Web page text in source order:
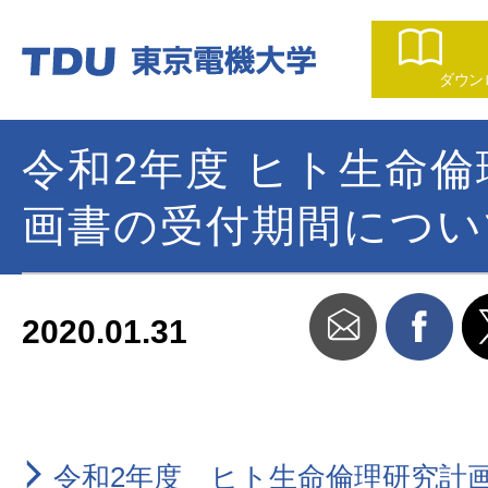
ダウン
令和2年度 ヒト生命
画書の受付期間につ
2020.01.31
令和2年度 ヒト生命倫理研究計